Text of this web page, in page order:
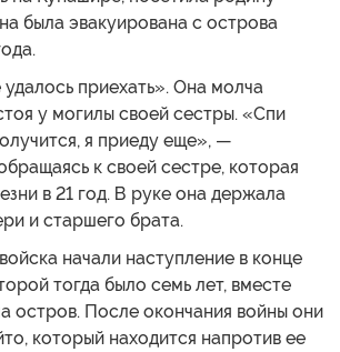
была эвакуирована с острова
приехать». Она молча
у могилы своей сестры. «Спи
я приеду еще», —
к своей сестре, которая
в 21 год. В руке она держала
и старшего брата.
начали наступление в конце
тогда было семь лет, вместе
остров. После окончания войны они
который находится напротив ее